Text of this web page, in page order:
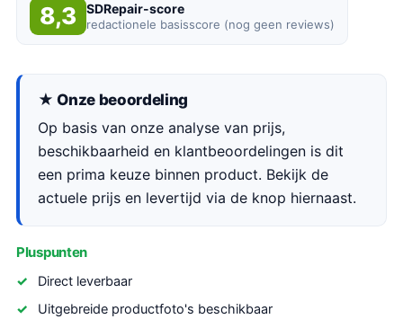
8,3 SDRepair-score
redactionele basisscore (nog geen reviews)
★ Onze beoordeling
Op basis van onze analyse van prijs,
beschikbaarheid en klantbeoordelingen is dit
een prima keuze binnen product. Bekijk de
actuele prijs en levertijd via de knop hiernaast.
Pluspunten
Direct leverbaar
Uitgebreide productfoto's beschikbaar